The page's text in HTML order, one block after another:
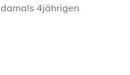
4jährigen